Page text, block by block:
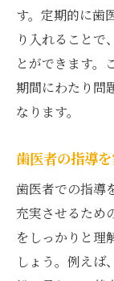
す。定期的に歯
り入れることで
とができます。
期間にわたり問
なります。
歯医者の指導
歯医者での指導
充実させるため
をしっかりと理
しょう。例えば